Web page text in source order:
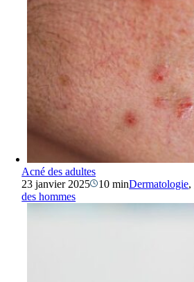
Acné des adultes
23 janvier 2025
10 minDermatologie,
des hommes